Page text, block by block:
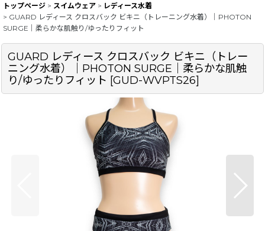
トップページ > スイムウェア > レディース水着
> GUARD レディース クロスバック ビキニ（トレーニング水着）｜PHOTON
SURGE｜柔らかな肌触り/ゆったりフィット
GUARD レディース クロスバック ビキニ（トレー
ニング水着）｜PHOTON SURGE｜柔らかな肌触
り/ゆったりフィット [GUD-WVPTS26]